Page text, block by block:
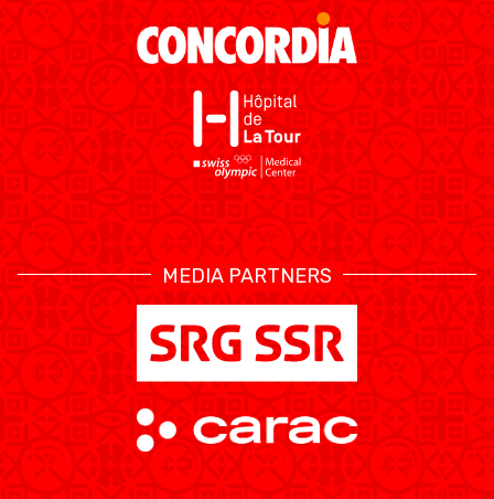
MEDIA PARTNERS